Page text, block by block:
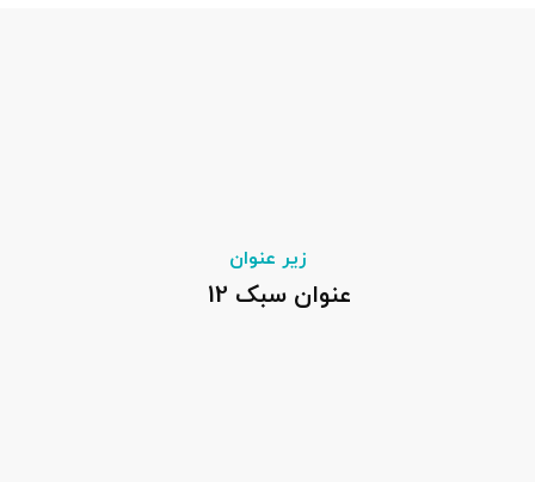
زیر عنوان
عنوان سبک 12